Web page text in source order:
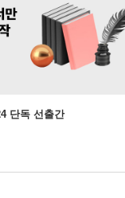
단독 선출간